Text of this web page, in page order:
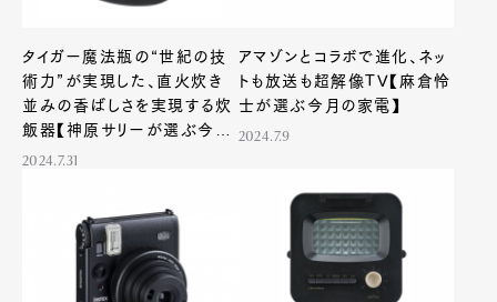
タイガー魔法瓶の“世紀の技
術力”が実現した、直火炊き
並みの香ばしさを実現する炊
飯器【神原サリーが選ぶ今月
の家電】
2024.7.31
アマゾンとコラボで進化、ネッ
トも放送も超解像TV【麻倉怜
士が選ぶ今月の家電】
2024.7.9